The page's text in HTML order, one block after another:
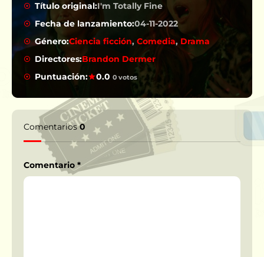
Título original:I'm Totally Fine
Fecha de lanzamiento:04-11-2022
Género:Ciencia ficción,Comedia, Drama
Directores:Brandon Dermer
Puntuación:
0.0 0 votos
Comentarios0
Comentario *